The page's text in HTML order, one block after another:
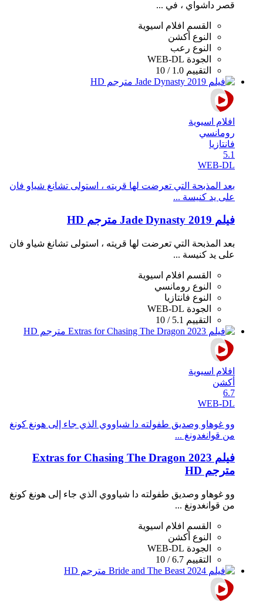
قصر داشواي ، في ...
القسم
افلام اسيوية
النوع أكشن
النوع رعب
الجودة WEB-DL
التقييم 1.0 / 10
افلام اسيوية
رومانسي
فانتازيا
5.1
WEB-DL
بعد المذبحة التي تعرضت لها قريته ، استولى تشانغ شياو فان
على يد كنيسة ...
فيلم Jade Dynasty 2019 مترجم HD
بعد المذبحة التي تعرضت لها قريته ، استولى تشانغ شياو فان
على يد كنيسة ...
القسم
افلام اسيوية
النوع رومانسي
النوع فانتازيا
الجودة WEB-DL
التقييم 5.1 / 10
افلام اسيوية
أكشن
6.7
WEB-DL
وو غوهاو وصديق طفولته دا شياووي الذي جاء إلى هونغ كونغ
من قوانغدونغ ...
فيلم Extras for Chasing The Dragon 2023
مترجم HD
وو غوهاو وصديق طفولته دا شياووي الذي جاء إلى هونغ كونغ
من قوانغدونغ ...
القسم
افلام اسيوية
النوع أكشن
الجودة WEB-DL
التقييم 6.7 / 10